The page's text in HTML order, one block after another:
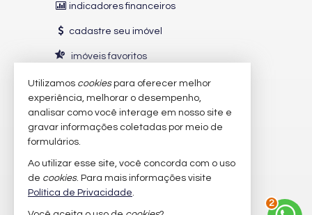
indicadores financeiros
cadastre seu imóvel
imóveis favoritos
mapa de imóveis
INDICADORESFINANCEIROS
CUB /
Euro
3
Utilizamos cookiespara oferecer melhor
experiência, melhorar o desempenho,
analisar como você interage em nosso site e
gravar informações coletadas por meio de
formulários.
Ao utilizar esse site, você concorda com o uso
de cookies. Para mais informações visite
Política de Privacidade.